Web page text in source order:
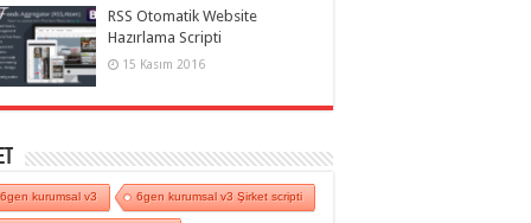
RSS Otomatik Website
Hazırlama Scripti
15 Kasım 2016
6gen kurumsal v3 6gen kurumsal v3 Şirket scripti